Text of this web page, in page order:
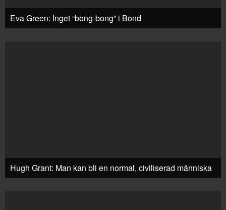
Eva Green: Inget “bong-bong” i Bond
Hugh Grant: Man kan bli en normal, civiliserad människa